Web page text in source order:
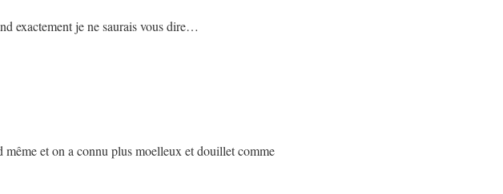
exactement je ne saurais vous dire…
et on a connu plus moelleux et douillet comme